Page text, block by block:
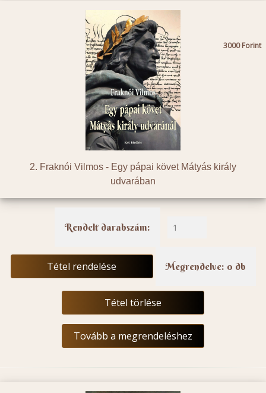
2. Fraknói Vilmos - Egy pápai követ Mátyás király
udvarában
3000
Rendelt darabszám:
Tétel rendelése Megrendelve: 0 db
Tétel törlése
Tovább a megrendeléshez